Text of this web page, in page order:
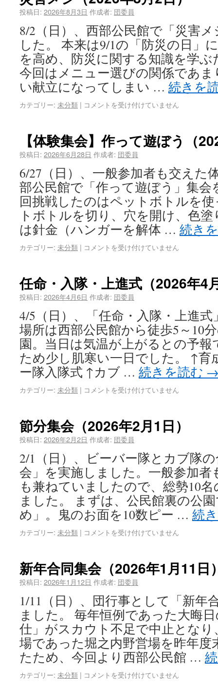
投稿日: 2026年8月3日 作成者: 団委員
8/2（日）、西部公民館で「災害
した。 本来は9/1の「防災の日」
を高め、防災に関する知識を学
今回はメニュー選びの関係であ
い献立になってしまい … 続きを
カテゴリー: 未分類 | コメントを受け付けていません
【体験集会】作って遊ぼう（
投稿日: 2026年6月28日 作成者: 団委員
6/27（日）、一般参加者も交えた
部公民館で「作って遊ぼう」集会
回挑戦したのはペットボトルを
トボトルを切り、穴を開け、色
は針金（ハンガーを解体 … 続き
カテゴリー: 未分類 | コメントを受け付けていません
任命・入隊・上進式（2026年4
投稿日: 2026年4月6日 作成者: 団委員
4/5（日）、「任命・入隊・上進
場所は西部公民館から徒歩5～10
園。当日は気温が上がるとの予
ため少し肌寒い一日でした。 ↑育
ー隊入隊式 ↑カブ … 続きを読む
カテゴリー: 未分類 | コメントを受け付けていません
節分集会（2026年2月1日）
投稿日: 2026年2月2日 作成者: 団委員
2/1（日）、ビーバー隊とカブ隊
会」を実施しました。一般参加者
も兼ねていましたので、総勢10
ました。 まずは、公民館裏の公
め」。鬼のお面を10数ピー … 続
カテゴリー: 未分類 | コメントを受け付けていません
新年合同集会（2026年1月11日
投稿日: 2026年1月12日 作成者: 団委員
1/11（日）、団行事として「新年
ました。 毎年恒例であった大晦
仕」がスカウト不足で中止とな
場であった堀之内野営場を昨年
たため、今回より西部公民館 …
カテゴリー: 未分類 | コメントを受け付けていません